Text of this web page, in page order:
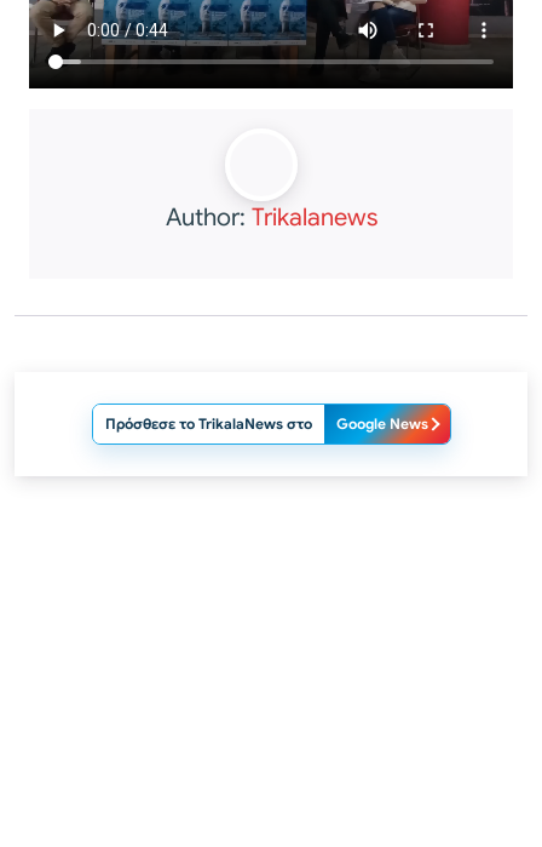
Author: Trikalanews
Πρόσθεσε το TrikalaNews στο Google News